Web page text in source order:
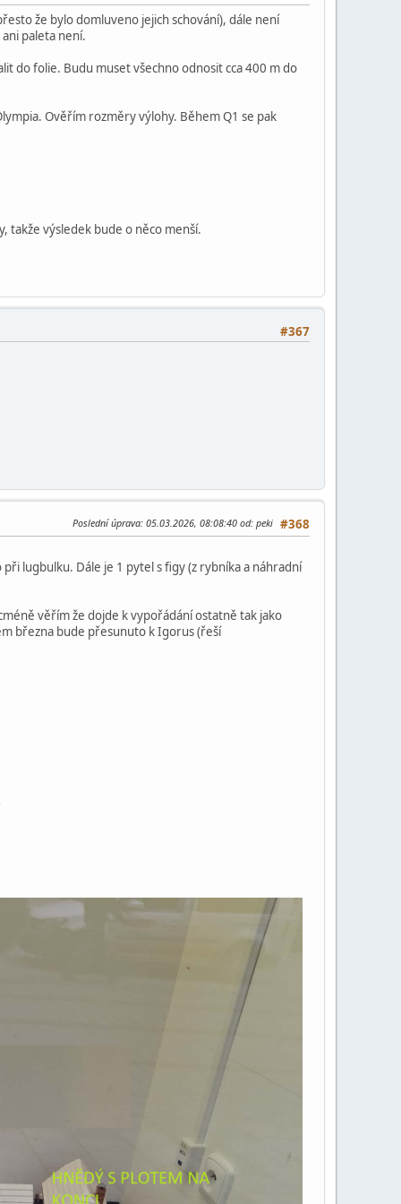
že bylo domluveno jejich schování), dále není
paleta není.
do folie. Budu muset všechno odnosit cca 400 m do
Ověřím rozměry výlohy. Během Q1 se pak
takže výsledek bude o něco menší.
#367
#368
Poslední úprava: 05.03.2026, 08:08:40 od: peki
lugbulku. Dále je 1 pytel s figy (z rybníka a náhradní
věřím že dojde k vypořádání ostatně tak jako
března bude přesunuto k Igorus (řeší